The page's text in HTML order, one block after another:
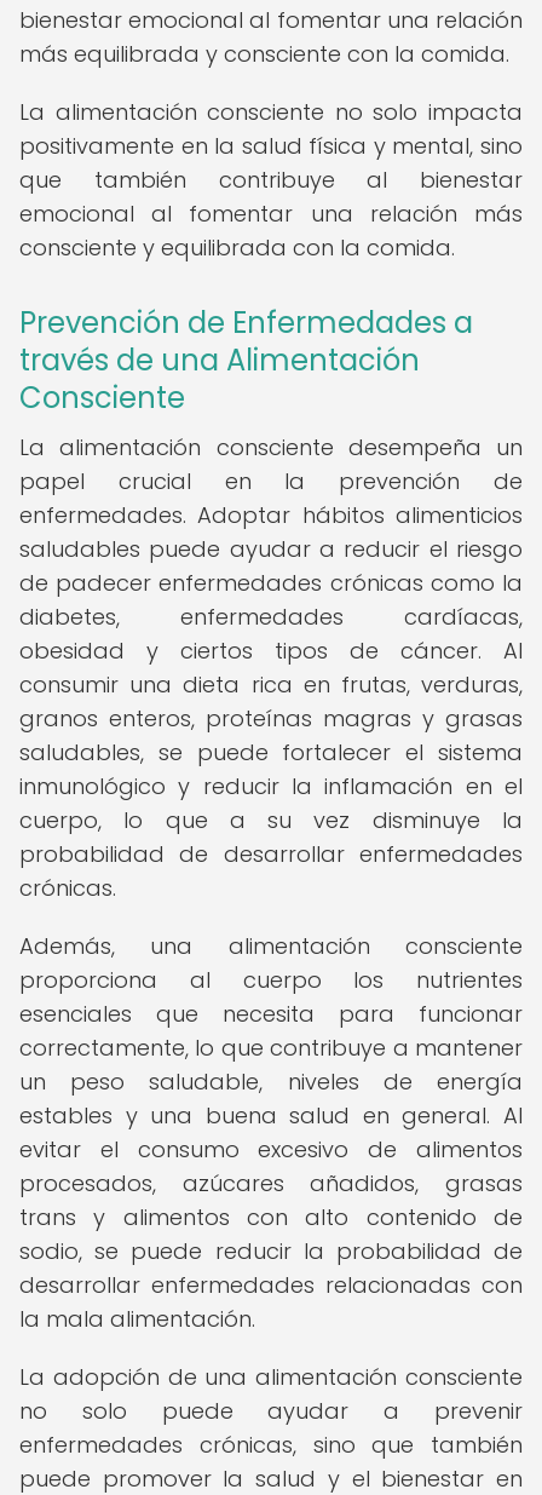
bienestar emocional al fomentar una relación
más equilibrada y consciente con la comida.
La alimentación consciente no solo impacta
positivamente en la salud física y mental, sino
que también contribuye al bienestar
emocional al fomentar una relación más
consciente y equilibrada con la comida.
Prevención de Enfermedades a
través de una Alimentación
Consciente
La alimentación consciente desempeña un
papel crucial en la prevención de
enfermedades. Adoptar hábitos alimenticios
saludables puede ayudar a reducir el riesgo
de padecer enfermedades crónicas como la
diabetes, enfermedades cardíacas,
obesidad y ciertos tipos de cáncer. Al
consumir una dieta rica en frutas, verduras,
granos enteros, proteínas magras y grasas
saludables, se puede fortalecer el sistema
inmunológico y reducir la inflamación en el
cuerpo, lo que a su vez disminuye la
probabilidad de desarrollar enfermedades
crónicas.
Además, una alimentación consciente
proporciona al cuerpo los nutrientes
esenciales que necesita para funcionar
correctamente, lo que contribuye a mantener
un peso saludable, niveles de energía
estables y una buena salud en general. Al
evitar el consumo excesivo de alimentos
procesados, azúcares añadidos, grasas
trans y alimentos con alto contenido de
sodio, se puede reducir la probabilidad de
desarrollar enfermedades relacionadas con
la mala alimentación.
La adopción de una alimentación consciente
no solo puede ayudar a prevenir
enfermedades crónicas, sino que también
puede promover la salud y el bienestar en